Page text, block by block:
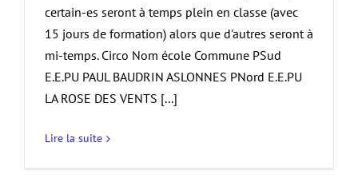
certain-es seront à temps plein en classe (avec
15 jours de formation) alors que d'autres seront à
mi-temps. Circo Nom école Commune PSud
E.E.PU PAUL BAUDRIN ASLONNES PNord E.E.PU
LA ROSE DES VENTS [...]
Lire la suite